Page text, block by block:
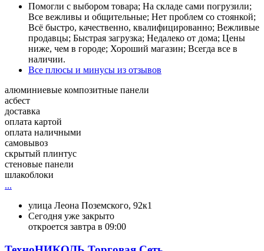
Помогли с выбором товара; На складе сами погрузили;
Все вежливы и общительные; Нет проблем со стоянкой;
Всё быстро, качественно, квалифицированно; Вежливые
продавцы; Быстрая загрузка; Недалеко от дома; Цены
ниже, чем в городе; Хороший магазин; Всегда все в
наличии.
Все плюсы и минусы из отзывов
алюминиевые композитные панели
асбест
доставка
оплата картой
оплата наличными
самовывоз
скрытый плинтус
стеновые панели
шлакоблоки
...
улица Леона Поземского, 92к1
Сегодня уже закрыто
откроется завтра в 09:00